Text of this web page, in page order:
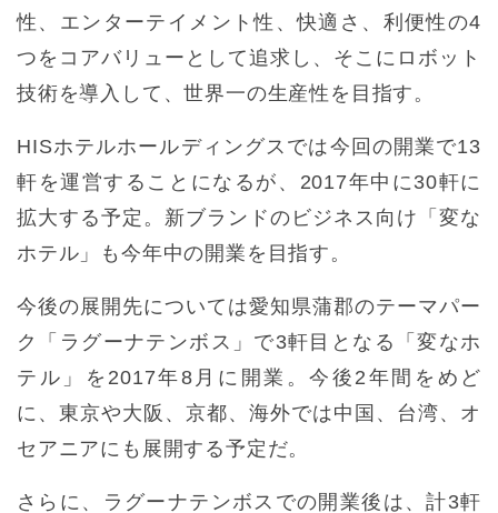
性、エンターテイメント性、快適さ、利便性の4
つをコアバリューとして追求し、そこにロボット
技術を導入して、世界一の生産性を目指す。
HISホテルホールディングスでは今回の開業で13
軒を運営することになるが、2017年中に30軒に
拡大する予定。新ブランドのビジネス向け「変な
ホテル」も今年中の開業を目指す。
今後の展開先については愛知県蒲郡のテーマパー
ク「ラグーナテンボス」で3軒目となる「変なホ
テル」を2017年8月に開業。今後2年間をめど
に、東京や大阪、京都、海外では中国、台湾、オ
セアニアにも展開する予定だ。
さらに、ラグーナテンボスでの開業後は、計3軒